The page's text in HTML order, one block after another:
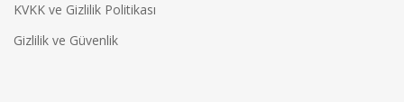
KVKK ve Gizlilik Politikası
Gizlilik ve Güvenlik